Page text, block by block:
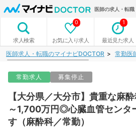
医師の求人・転
求人検索 お気に入り求人
0
最近見た求人
1
医師求人・転職のマイナビDOCTOR 常勤医
常勤求人 募集停止
【大分県／大分市】貴重な麻
～1,700万円◎心臓血管センタ
す（麻酔科／常勤）